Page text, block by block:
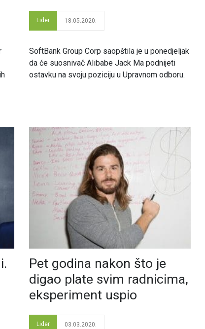
Lider 18.05.2020.
SoftBank Group Corp saopštila je u ponedjeljak
da će suosnivač Alibabe Jack Ma podnijeti
ostavku na svoju poziciju u Upravnom odboru.
Pet godina nakon što je
digao plate svim radnicima,
eksperiment uspio
Lider 03.03.2020.